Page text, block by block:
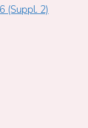
(Suppl. 2)